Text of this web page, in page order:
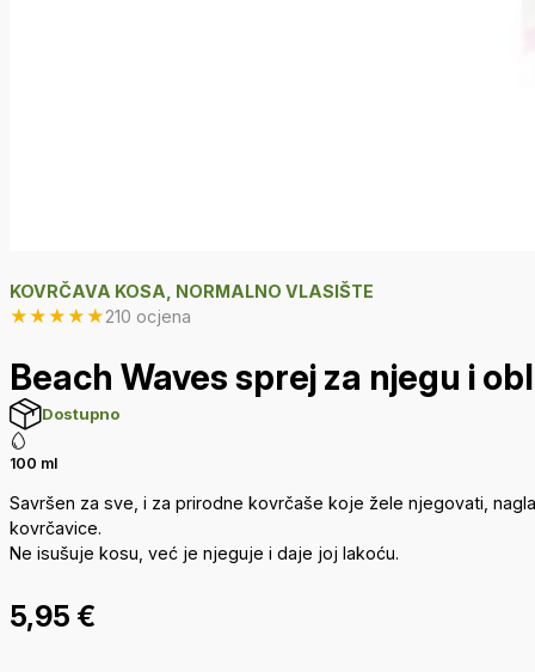
KOVRČAVA KOSA, NORMALNO VLASIŠTE
★★★★★210 ocjena
Beach Waves sprej za njegu i
Dostupno
100 ml
Savršen za sve, i za prirodne kovrčaše koje žele njegovati,
kovrčavice.
Ne isušuje kosu, već je njeguje i daje joj lakoću.
5,95 €